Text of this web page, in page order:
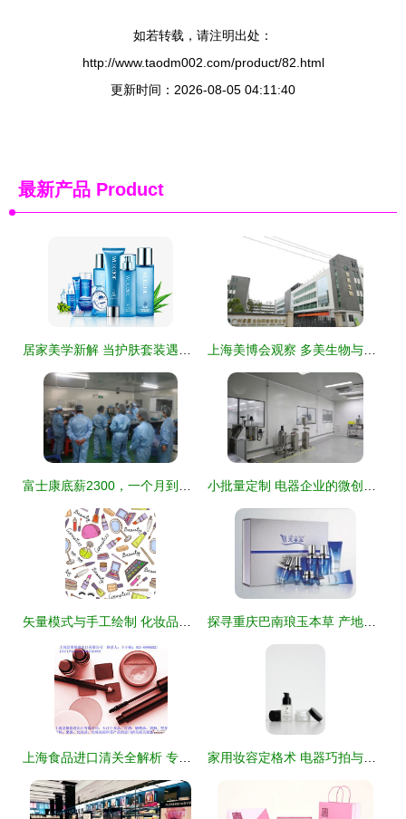
如若转载，请注明出处：
http://www.taodm002.com/product/82.html
更新时间：2026-08-05 04:11:40
最新产品 Product